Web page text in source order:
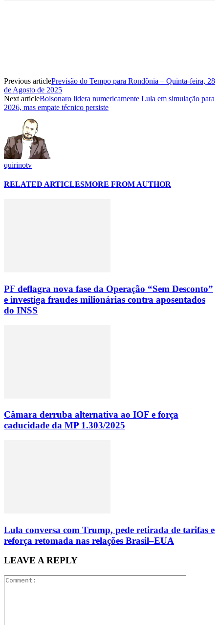
Previous articlePrevisão do Tempo para Rondônia – Quinta-feira, 28
de Agosto de 2025
Next articleBolsonaro lidera numericamente Lula em simulação para
2026, mas empate técnico persiste
quirinotv
RELATED ARTICLESMORE FROM AUTHOR
PF deflagra nova fase da Operação “Sem Desconto”
e investiga fraudes milionárias contra aposentados
do INSS
Câmara derruba alternativa ao IOF e força
caducidade da MP 1.303/2025
Lula conversa com Trump, pede retirada de tarifas e
reforça retomada nas relações Brasil–EUA
LEAVE A REPLY